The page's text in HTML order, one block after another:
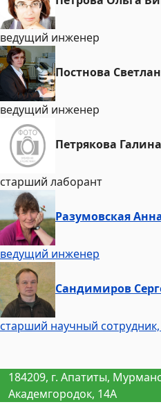
ведущий инженер
Постнова
ведущий инженер
Петрякова
старший лаборант
Разумовская
ведущий инженер
Сандимиров
старший научный сотрудник,
184209, г. Апатиты,
Академгородок, 14А